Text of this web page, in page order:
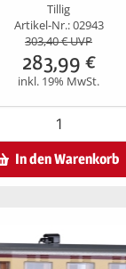
Tillig
Artikel-Nr.: 02943
303,40€ UVP
283,99 €
inkl. 19% MwSt.
In den Warenkorb